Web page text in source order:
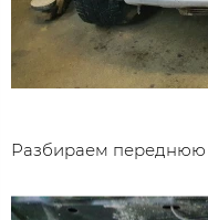
Разбираем переднюю